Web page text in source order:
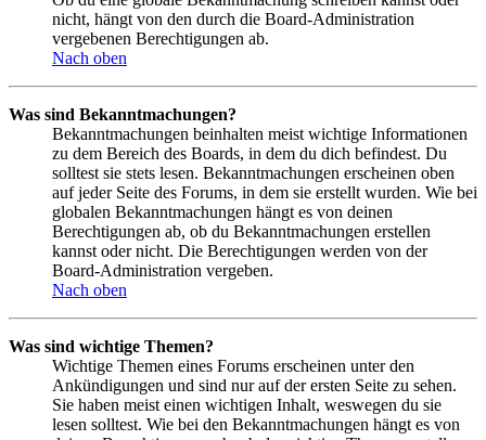
nicht, hängt von den durch die Board-Administration
vergebenen Berechtigungen ab.
Nach oben
Was sind Bekanntmachungen?
Bekanntmachungen beinhalten meist wichtige Informationen
zu dem Bereich des Boards, in dem du dich befindest. Du
solltest sie stets lesen. Bekanntmachungen erscheinen oben
auf jeder Seite des Forums, in dem sie erstellt wurden. Wie bei
globalen Bekanntmachungen hängt es von deinen
Berechtigungen ab, ob du Bekanntmachungen erstellen
kannst oder nicht. Die Berechtigungen werden von der
Board-Administration vergeben.
Nach oben
Was sind wichtige Themen?
Wichtige Themen eines Forums erscheinen unter den
Ankündigungen und sind nur auf der ersten Seite zu sehen.
Sie haben meist einen wichtigen Inhalt, weswegen du sie
lesen solltest. Wie bei den Bekanntmachungen hängt es von